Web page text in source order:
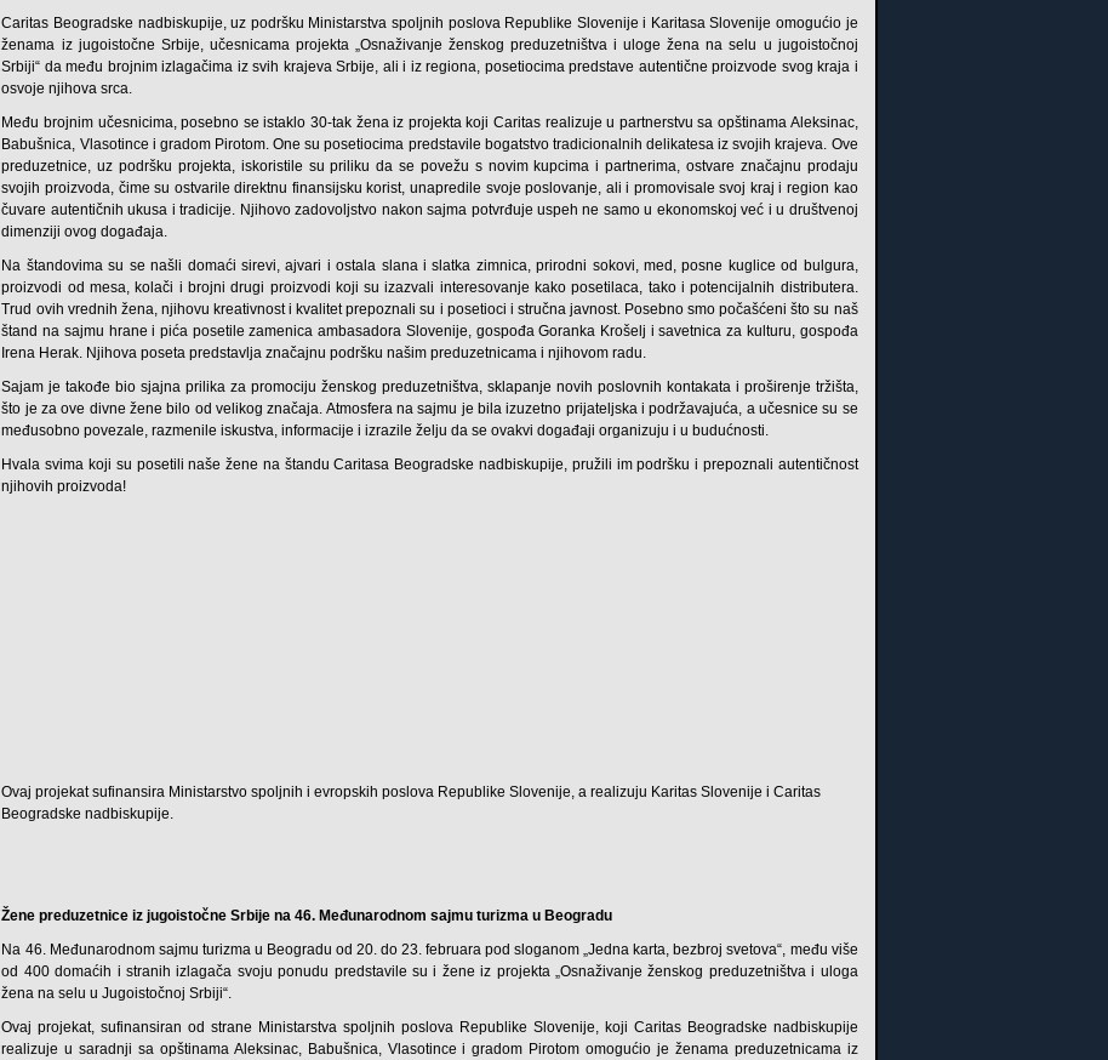
Caritas Beogradske nadbiskupije, uz podršku Ministarstva spoljnih poslova Republike Slovenije i Karitasa Slovenije omogućio je
ženama iz jugoistočne Srbije, učesnicama projekta „Osnaživanje ženskog preduzetništva i uloge žena na selu u jugoistočnoj
Srbiji“ da među brojnim izlagačima iz svih krajeva Srbije, ali i iz regiona, posetiocima predstave autentične proizvode svog kraja i
osvoje njihova srca.
Među brojnim učesnicima, posebno se istaklo 30-tak žena iz projekta koji Caritas realizuje u partnerstvu sa opštinama Aleksinac,
Babušnica, Vlasotince i gradom Pirotom. One su posetiocima predstavile bogatstvo tradicionalnih delikatesa iz svojih krajeva. Ove
preduzetnice, uz podršku projekta, iskoristile su priliku da se povežu s novim kupcima i partnerima, ostvare značajnu prodaju
svojih proizvoda, čime su ostvarile direktnu finansijsku korist, unapredile svoje poslovanje, ali i promovisale svoj kraj i region kao
čuvare autentičnih ukusa i tradicije. Njihovo zadovoljstvo nakon sajma potvrđuje uspeh ne samo u ekonomskoj već i u društvenoj
dimenziji ovog događaja.
Na štandovima su se našli domaći sirevi, ajvari i ostala slana i slatka zimnica, prirodni sokovi, med, posne kuglice od bulgura,
proizvodi od mesa, kolači i brojni drugi proizvodi koji su izazvali interesovanje kako posetilaca, tako i potencijalnih distributera.
Trud ovih vrednih žena, njihovu kreativnost i kvalitet prepoznali su i posetioci i stručna javnost. Posebno smo počašćeni što su naš
štand na sajmu hrane i pića posetile zamenica ambasadora Slovenije, gospođa Goranka Krošelj i savetnica za kulturu, gospođa
Irena Herak. Njihova poseta predstavlja značajnu podršku našim preduzetnicama i njihovom radu.
Sajam je takođe bio sjajna prilika za promociju ženskog preduzetništva, sklapanje novih poslovnih kontakata i proširenje tržišta,
što je za ove divne žene bilo od velikog značaja. Atmosfera na sajmu je bila izuzetno prijateljska i podržavajuća, a učesnice su se
međusobno povezale, razmenile iskustva, informacije i izrazile želju da se ovakvi događaji organizuju i u budućnosti.
Hvala svima koji su posetili naše žene na štandu Caritasa Beogradske nadbiskupije, pružili im podršku i prepoznali autentičnost
njihovih proizvoda!
Ovaj projekat sufinansira Ministarstvo spoljnih i evropskih poslova Republike Slovenije, a realizuju Karitas Slovenije i Caritas
Beogradske nadbiskupije.
Žene preduzetnice iz jugoistočne Srbije na 46. Međunarodnom sajmu turizma u Beogradu
Na 46. Međunarodnom sajmu turizma u Beogradu od 20. do 23. februara pod sloganom „Jedna karta, bezbroj svetova“, među više
od 400 domaćih i stranih izlagača svoju ponudu predstavile su i žene iz projekta „Osnaživanje ženskog preduzetništva i uloga
žena na selu u Jugoistočnoj Srbiji“.
Ovaj projekat, sufinansiran od strane Ministarstva spoljnih poslova Republike Slovenije, koji Caritas Beogradske nadbiskupije
realizuje u saradnji sa opštinama Aleksinac, Babušnica, Vlasotince i gradom Pirotom omogućio je ženama preduzetnicama iz